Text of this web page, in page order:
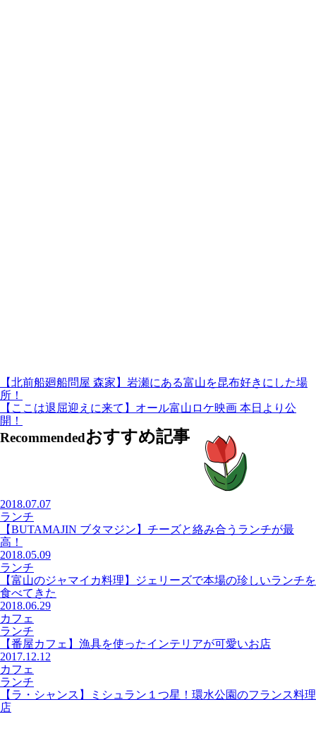
【北前船廻船問屋 森家】岩瀬にある富山を昆布好きにした場
所！
【ここは退屈迎えに来て】オール富山ロケ映画 本日より公
開！
Recommendedおすすめ記事
2018.07.07
ランチ
【BUTAMAJIN ブタマジン】チーズと絡み合うランチが最
高！
2018.05.09
ランチ
【富山のジャマイカ料理】ジェリーズで本場の珍しいランチを
食べてきた
2018.06.29
カフェ
ランチ
【番屋カフェ】漁具を使ったインテリアが可愛いお店
2017.12.12
カフェ
ランチ
【ラ・シャンス】ミシュラン１つ星！環水公園のフランス料理
店